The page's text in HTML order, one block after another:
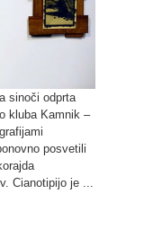
sinoči odprta
kluba Kamnik –
posvetili
Cianotipijo je ...